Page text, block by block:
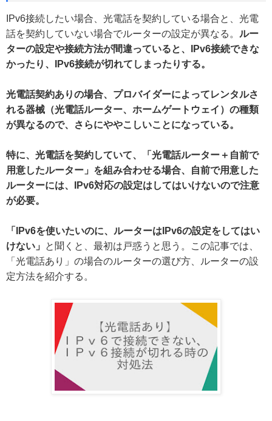
IPv6接続したい場合、光電話を契約している場合と、光電
話を契約していない場合でルーターの設定が異なる。 ルー
ターの設定や接続方法が間違っていると、IPv6接続できな
かったり、IPv6接続が切れてしまったりする。
光電話契約ありの場合、プロバイダーによってレンタルさ
れる器械（光電話ルーター、ホームゲートウェイ）の種類
が異なるので、さらにややこしいことになっている。
特に、光電話を契約していて、「光電話ルーター＋自前で
用意したルーター」を組み合わせる場合、自前で用意した
ルーターには、IPv6対応の設定はしてはいけないので注意
が必要。
「IPv6を使いたいのに、ルーターはIPv6の設定をしてはい
けない」
と聞くと、最初は戸惑うと思う。この記事では、
「光電話あり」の場合のルーターの選び方、ルーターの設
定方法を紹介する。